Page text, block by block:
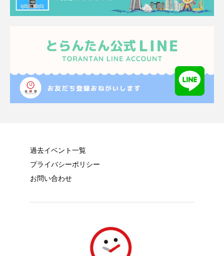
過去イベント一覧
プライバシーポリシー
お問い合わせ